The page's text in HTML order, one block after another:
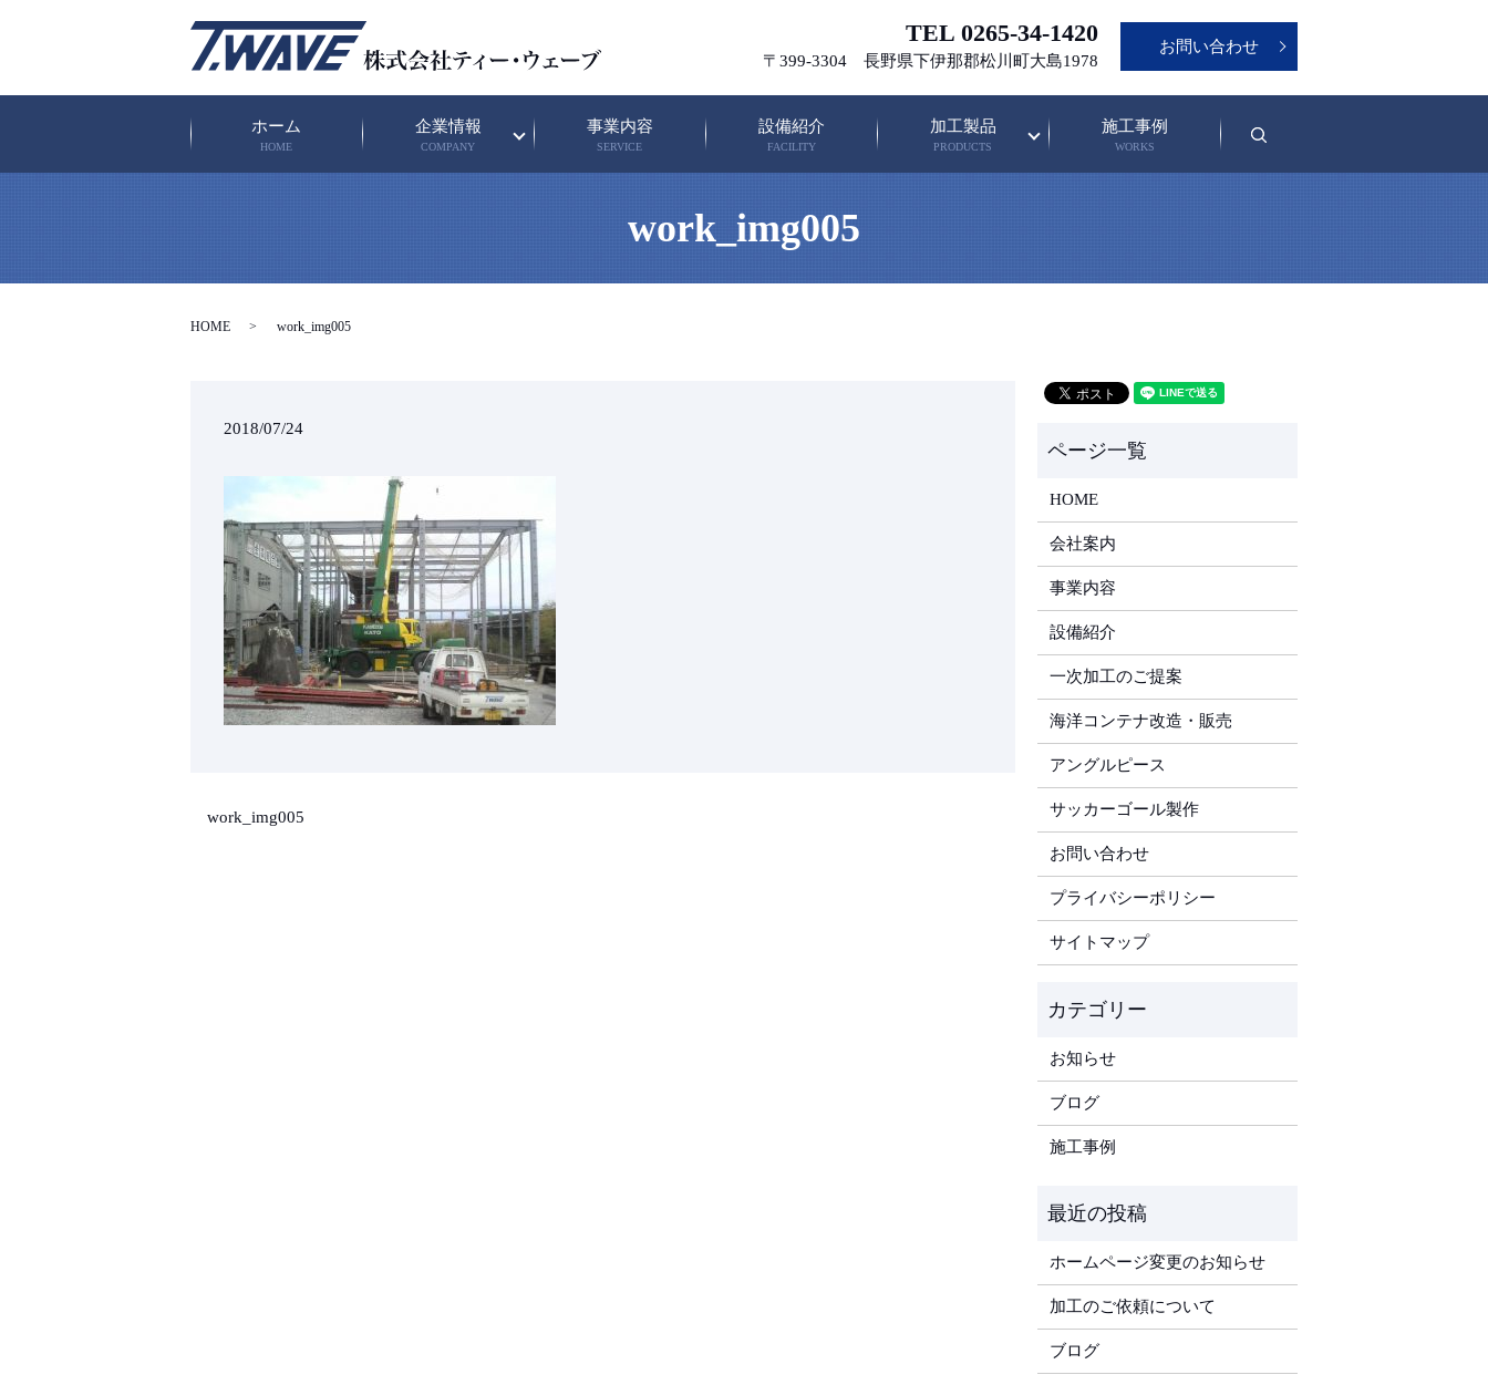
TEL 0265-34-1420
〒399-3304 長野県下伊那郡松川町大島1978
ホーム
HOME
企業情報
COMPANY
事業内容
SERVICE
設備紹介
FACILITY
加工製品
PRODUCTS
施工事例
WORKS
お問い合わせ
work_img005
HOME work_img005
2018/07/24
work_img005
HOME
会社案内
事業内容
設備紹介
一次加工のご提案
海洋コンテナ改造・販売
アングルピース
サッカーゴール製作
お問い合わせ
プライバシーポリシー
サイトマップ
お知らせ
ブログ
施工事例
ホームページ変更のお知らせ
加工のご依頼について
ブログ